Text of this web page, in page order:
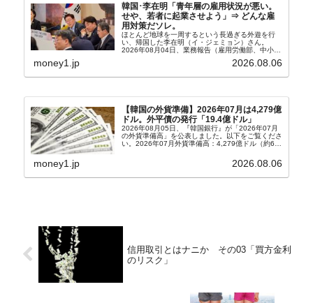
韓国･李在明「青年層の雇用状況が悪い。
せや、若者に起業させよう」⇒ どんな雇
用対策だソレ。
ほとんど地球を一周するという長過ぎる外遊を行
い、帰国した李在明（イ・ジェミョン）さん。
2026年08月04日、業務報告（雇用労働部、中小ベ
上、韓国大統領に成りおおせた李在明（イ・ジェミ
money1.jp 2026.08.06
【韓国の外貨準備】2026年07月は4,279億
ドル。外平債の発行「19.4億ドル」
2026年08月05日、『韓国銀行』が「2026年07月
の外貨準備高」を公表しました。以下をご覧くださ
い。2026年07月外貨準備高：4,279億ドル（約67
money1.jp 2026.08.06
信用取引とはナニか その03「買方金利
のリスク」